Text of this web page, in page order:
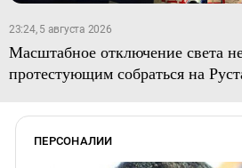
23:24, 5 августа 2026
Масштабное отключение света
протестующим собраться на
ПЕРСОНАЛИИ